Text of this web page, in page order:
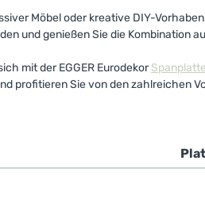
Möbel oder kreative DIY-Vorhaben
und genießen Sie die Kombination
mit der EGGER EurodekorSpanplatte
profitieren Sie von den zahlreichen